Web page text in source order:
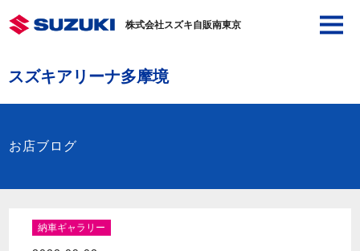
株式会社スズキ自販南東京
スズキアリーナ多摩境
お店ブログ
納車ギャラリー